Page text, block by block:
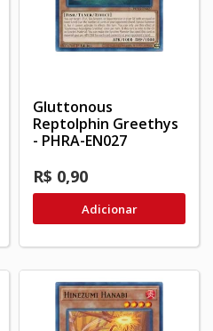
Gluttonous
Reptolphin Greethys
- PHRA-EN027
R$ 0,90
Adicionar